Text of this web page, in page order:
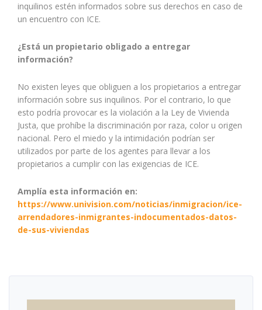
inquilinos estén informados sobre sus derechos en caso de
un encuentro con ICE.
¿Está un propietario obligado a entregar
información?
No existen leyes que obliguen a los propietarios a entregar
información sobre sus inquilinos. Por el contrario, lo que
esto podría provocar es la violación a la Ley de Vivienda
Justa, que prohíbe la discriminación por raza, color u origen
nacional. Pero el miedo y la intimidación podrían ser
utilizados por parte de los agentes para llevar a los
propietarios a cumplir con las exigencias de ICE.
Amplía esta información en:
https://www.univision.com/noticias/inmigracion/ice-
arrendadores-inmigrantes-indocumentados-datos-
de-sus-viviendas